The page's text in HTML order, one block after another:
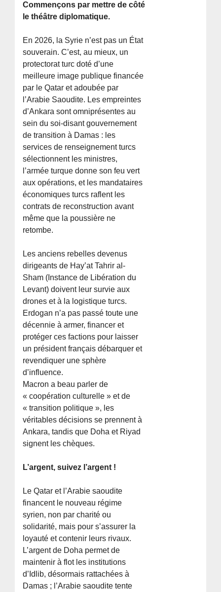
Commençons par mettre de côté
le théâtre diplomatique.
En 2026, la Syrie n’est pas un État
souverain. C’est, au mieux, un
protectorat turc doté d’une
meilleure image publique financée
par le Qatar et adoubée par
l’Arabie Saoudite. Les empreintes
d’Ankara sont omniprésentes au
sein du soi-disant gouvernement
de transition à Damas : les
services de renseignement turcs
sélectionnent les ministres,
l’armée turque donne son feu vert
aux opérations, et les mandataires
économiques turcs raflent les
contrats de reconstruction avant
même que la poussière ne
retombe.
Les anciens rebelles devenus
dirigeants de Hay’at Tahrir al-
Sham (Instance de Libération du
Levant) doivent leur survie aux
drones et à la logistique turcs.
Erdogan n’a pas passé toute une
décennie à armer, financer et
protéger ces factions pour laisser
un président français débarquer et
revendiquer une sphère
d’influence.
Macron a beau parler de
« coopération culturelle » et de
« transition politique », les
véritables décisions se prennent à
Ankara, tandis que Doha et Riyad
signent les chèques.
L’argent, suivez l’argent !
Le Qatar et l’Arabie saoudite
financent le nouveau régime
syrien, non par charité ou
solidarité, mais pour s’assurer la
loyauté et contenir leurs rivaux.
L’argent de Doha permet de
maintenir à flot les institutions
d’Idlib, désormais rattachées à
Damas ; l’Arabie saoudite tente